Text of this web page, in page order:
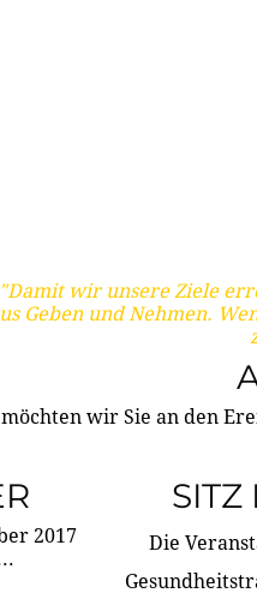
"Damit wir unsere Ziele
Geben und Nehmen.
wir Sie an den
2017
SITZ
Die